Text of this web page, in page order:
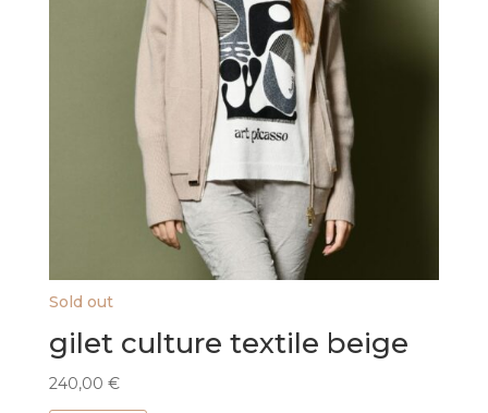
Sold out
gilet culture textile beige
240,00 €